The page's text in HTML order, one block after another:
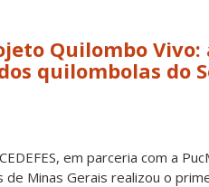
Quilombo Vivo:
quilombolas do
em parceria com a
de Minas Gerais realizou o